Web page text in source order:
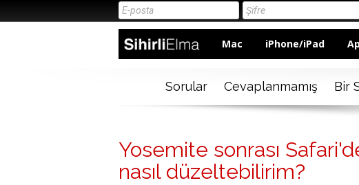
Mac iPhone/iPad
Sorular Cevaplanmamış Bir
Yosemite sonrası
nasıl düzeltebilirim?